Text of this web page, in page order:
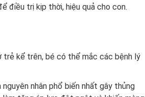
điều trị kịp thời, hiệu quả cho con.
trẻ kể trên, bé có thể mắc các bệnh lý
nhân phổ biến nhất gây thủng